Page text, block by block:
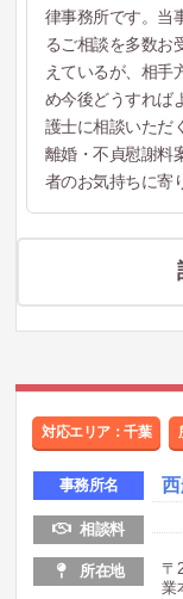
律事務所です。当
るご相談を多数お
えているが、相手
め今後どうすれば
護士に相談いただ
離婚・不貞慰謝料
者のお気持ちに寄
対応エリア：千葉
事務所名
相談料
所在地
〒
業